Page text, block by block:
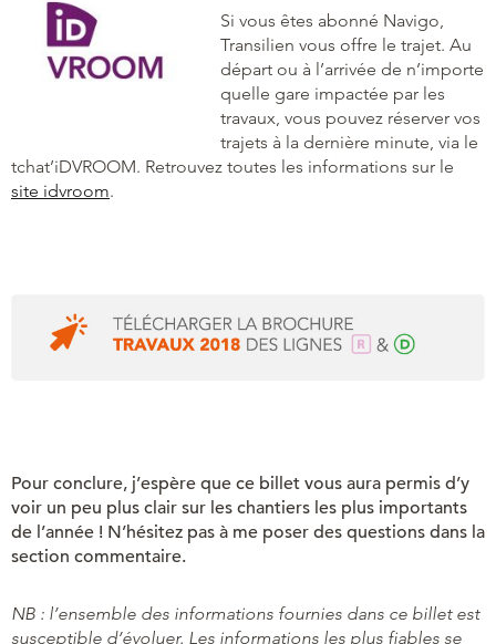
Si vous êtes abonné Navigo,
Transilien vous offre le trajet. Au
départ ou à l’arrivée de n’importe
quelle gare impactée par les
travaux, vous pouvez réserver vos
trajets à la dernière minute, via le
tchat’iDVROOM. Retrouvez toutes les informations sur le
site idvroom.
Pour conclure, j’espère que ce billet vous aura permis d’y
voir un peu plus clair sur les chantiers les plus importants
de l’année ! N’hésitez pas à me poser des questions dans la
section commentaire.
NB : l’ensemble des informations fournies dans ce billet est
susceptible d’évoluer. Les informations les plus fiables se